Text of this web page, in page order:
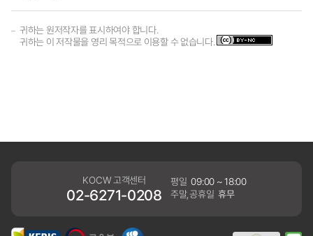
귀하는 원저작자를 표시하여야 합니다.
귀하는 이 저작물을 영리 목적으로 이용할 수 없습니다.
KOCW 고객센터
02-6271-0208
평일 09:00 ~ 18:00
주말,공휴일 휴무